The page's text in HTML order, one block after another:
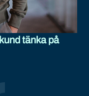
tänka på